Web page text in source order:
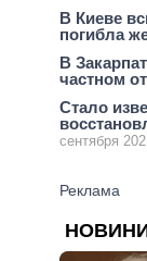
В Киеве
погибла
В
частном
Стало
сентября